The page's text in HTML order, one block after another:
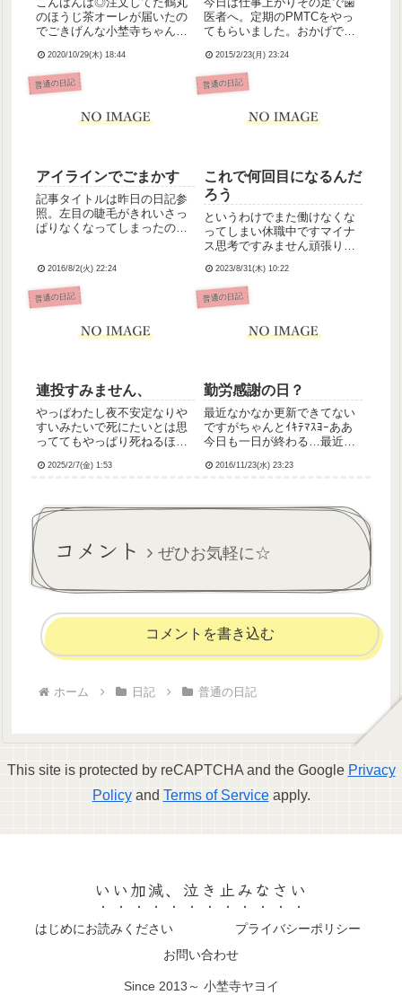
のほうじ茶オーレが届いたの
でごきげんな小埜寺ちゃんで
でゆっくりするぞ～と思って
たんですが、ホームタンクに
灯油入れに来た生協さんに
せんでした…;;」って言わ...
2020/10/29(木) 18:44
医者へ。定期のPMTCをやっ
てもらいました。おかげで歯
にブラッシングと礼儀正しさ
をほめられて嬉しい！(*´∀｀*)
実は私、ムシ歯ゼロなのです
しております←それで...
2015/2/23(月) 23:24
普通の日記
アイラインでごまかす
記事タイトルは昨日の日記参
照。左目の睫毛がきれいさっ
ぱりなくなってしまったの
たのかな？💦今日は慣れない
業務についたからちょっと疲
れちゃった(´-`)明日は水曜日、
2016/8/2(火) 22:24
普通の日記
これで何回目になるんだ
ろう
というわけでまた働けなくな
ってしまい休職中ですマイナ
ス思考ですみません頑張りた
っぱり看護師向いてないみた
い学生時代先生に言われた通
りだったわたしなんかが看護
めんなさい
2023/8/31(木) 10:22
普通の日記
連投すみません、
やっぱわたし夜不安定なりや
すいみたいで死にたいとは思
っててもやっぱり死ねるほど
そのうちまたケロッと通常運
2025/2/7(金) 1:53
普通の日記
勤労感謝の日？
最近なかなか更新できてない
ですがちゃんとｲｷﾃﾏｽﾖｰああ
今日も一日が終わる…最近多
(´・_・`)日記書きたいし、花
ごはん食べてお風呂入って寝
2016/11/23(水) 23:23
コメント ぜひお気軽に☆
コメントを書き込む
ホーム 日記 普通の日記
This site is protected by reCAPTCHA and the Google Privacy
Policyand Terms of Serviceapply.
いい加減、泣き止みなさい
はじめにお読みください
プライバシーポリシー
お問い合わせ
Since 2013～ 小埜寺ヤヨイ